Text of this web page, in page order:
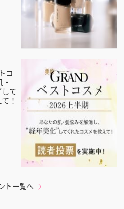
コ
て
！
ト一覧へ